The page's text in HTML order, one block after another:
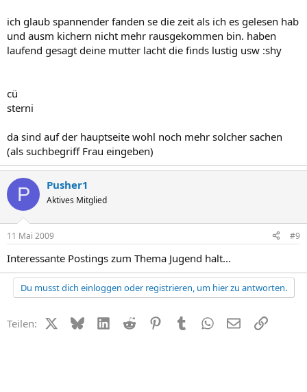
ich glaub spannender fanden se die zeit als ich es gelesen hab
und ausm kichern nicht mehr rausgekommen bin. haben
laufend gesagt deine mutter lacht die finds lustig usw :shy
cü
sterni
da sind auf der hauptseite wohl noch mehr solcher sachen
(als suchbegriff Frau eingeben)
P Pusher1
Aktives Mitglied
11 Mai 2009 #9
Interessante Postings zum Thema Jugend halt...
Du musst dich einloggen oder registrieren, um hier zu antworten.
Teilen: X (Twitter)
BlueskyLinkedIn
Reddit PinterestTumblr WhatsApp
E-MailLink